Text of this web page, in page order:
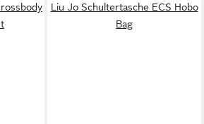
Liu Jo Schultertasche ECS Hobo
Bag